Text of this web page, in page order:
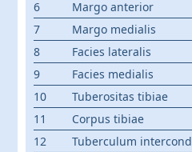
6
Margo anterior
7
Margo medialis
8
Facies lateralis
9
Facies medialis
10
Tuberositas tibiae
11
Corpus tibiae
12
Tuberculum